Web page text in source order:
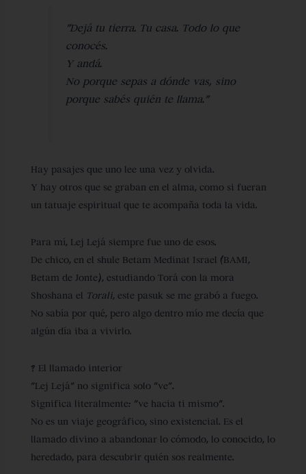
“Dejá tu tierra. Tu casa. Todo lo que
conocés.
Y andá.
No porque sepas a dónde vas, sino
porque sabés quién te llama.”
Hay pasajes que uno lee una vez y olvida.
Y hay otros que se graban en el alma, como si fueran
un tatuaje espiritual que te acompaña toda la vida.
Para mí, Lej Lejá siempre fue uno de esos.
De chico, en el shule Betam Medinat Israel (BAMI,
Betam de Jonte), estudiando Torá con la mora
Shoshana el Torali, este pasuk se me grabó a fuego.
No sabía por qué, pero algo dentro mío me decía que
algún día iba a vivirlo.
? El llamado interior
“Lej Lejá” no significa solo “ve”.
Significa literalmente: “ve hacia ti mismo”.
No es un viaje geográfico, sino existencial. Es el
llamado divino a abandonar lo cómodo, lo conocido, lo
heredado, para descubrir quién sos realmente.